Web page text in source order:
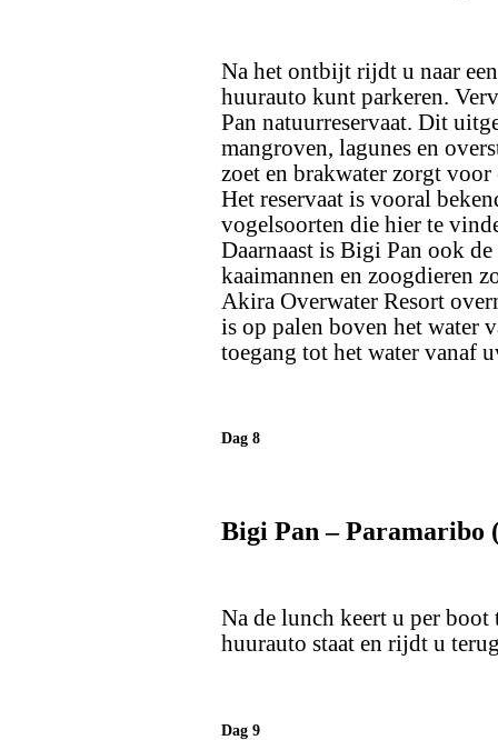
Na het ontbijt rijdt u naar
huurauto kunt parkeren.
Pan natuurreservaat. Dit
mangroven, lagunes en
zoet en brakwater zorgt
Het reservaat is vooral
vogelsoorten die hier te
Daarnaast is Bigi Pan ook
kaaimannen en zoogdieren
Akira Overwater Resort
is op palen boven het water
toegang tot het water vanaf
Dag 8
Bigi Pan – Paramaribo
Na de lunch keert u per boot
huurauto staat en rijdt u
Dag 9